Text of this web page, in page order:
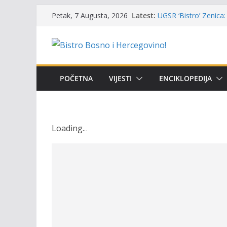
content
Petak, 7 Augusta, 2026 Latest: UGSR ‘Bistro’
i amura’
osobe sa
Održan 15.
POČETNA VIJESTI ENCIKLOPEDIJA
Loading...